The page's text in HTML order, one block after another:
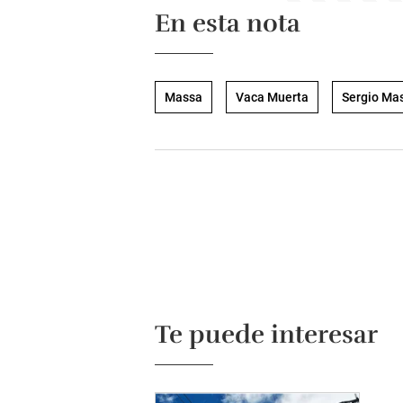
En esta nota
Massa Vaca Muerta Sergio
Te puede interesar